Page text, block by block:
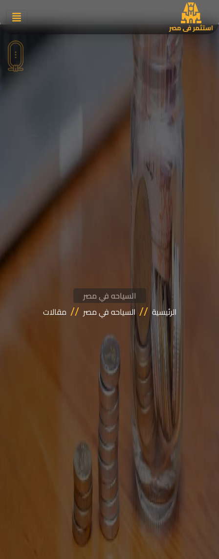
السياحه في مصر
الرئيسية // السياحه في مصر // مقالات